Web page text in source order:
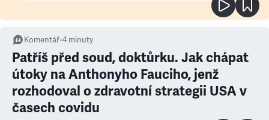
Komentář•4 minuty
Patříš před soud, doktůrku. Jak chápat
útoky na Anthonyho Fauciho, jenž
rozhodoval o zdravotní strategii USA v
časech covidu